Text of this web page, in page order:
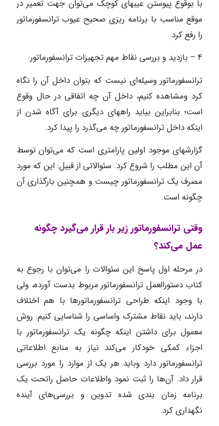
با بوقوع پیوستن عیبهای کوچک می‌توان جهت تعمیر در
موقع مناسب با برنامه ریزی صحیح عیوب ترانسفورماتور
را رفع کرد.
۴ – بازدید و بررسی نقاط مهم تجهیزات ترانسفورماتور:
ترانسفورماتور وسیله‌ای نیست که بتوان داخل آن را نگاه
کرد ومشاهده کنیم، داخل آن چه اتفاقی در حال وقوع
است؛ بنابراین بیاید راههای دیگری برای آگاه شدن از
اینکه داخل ترانسفورماتور چه می‌گذرد را پیدا کرد.
گزارشهای موجود اولین پارامتری است که می‌توان توسط
آن این مطلب را شروع کرد. سئوالاتی از قبیل: این که مورد
مصرف یک ترانسفورماتور چیست و همچنین بارگذاری آن
چگونه است.
وقتی ترانسفورماتور زیر بار قرار می‌گیرد چگونه
عمل می‌کند؟
در مرحله اول پاسخ این سئوالات را می‌توان با رجوع به
کتاب دستورالعمل ترانسفورماتور مربوط بدست آورده، ولی
با وجود اینکه طراحی ترانسفورماتور‌ها با هم اختلاف
دارند، باید نقاط مشترک واساسی را شناسایی کنیم. روش
معمول برای داشتن اینکه چگونه یک ترانسفورماتور با
اجزاء کمکی خودکار می‌کند نیاز به منابع اطلاعاتی
ترانسفورماتور دارد وباید هر یک از موارد را مورد بررسی
قرار داد. آن‌ها را ثبت نمود واطلاعات حاصل راتحت یک
برنامه زمان بندی شده تدوین و بررسی‌های آینده
نگهداری کرد.